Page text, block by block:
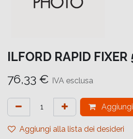
ILFORD RAPID FIXER
76,33 € IVA esclusa
Aggiungi alla lista dei desideri